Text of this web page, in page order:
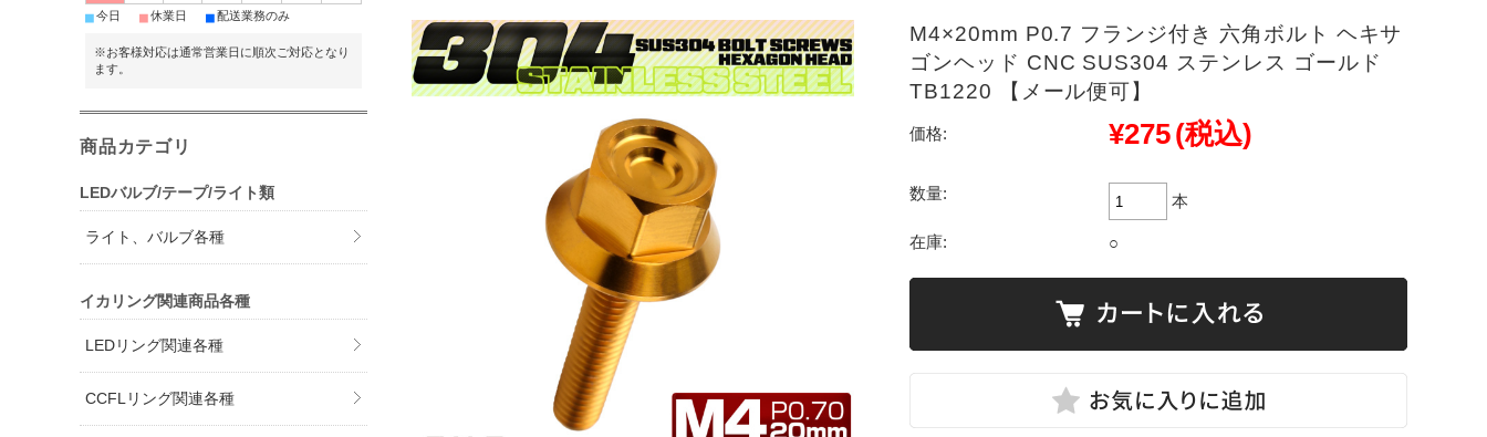
M4×20mm P0.7 フランジ付き 六角ボルト ヘキサ
ゴンヘッド CNC SUS304 ステンレス ゴールド
TB1220 【メール便可】
価格: ¥275(税込)
数量: 本
在庫: ○
■今日 ■休業日 ■配送業務のみ
※お客様対応は通常営業日に順次ご対応となり
ます。
商品カテゴリ
LEDバルブ/テープ/ライト類
ライト、バルブ各種
イカリング関連商品各種
LEDリング関連各種
CCFLリング関連各種